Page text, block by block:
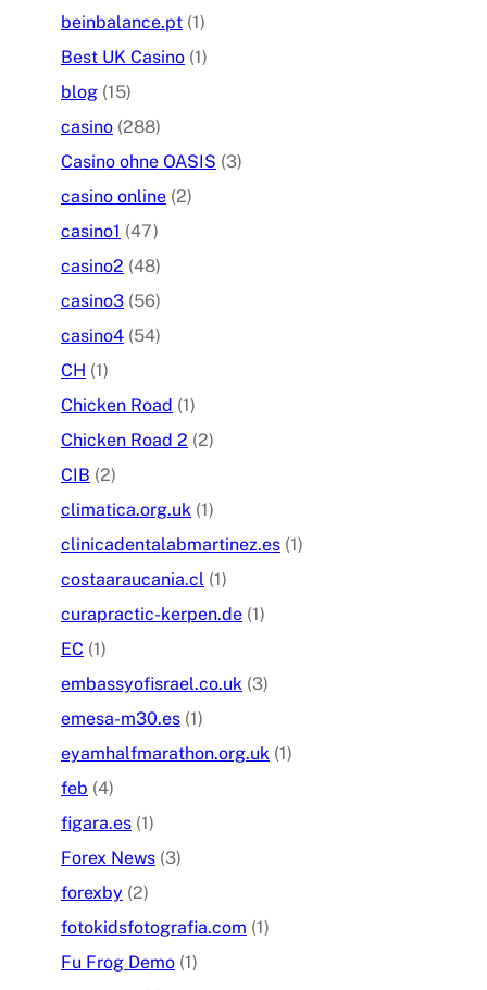
beinbalance.pt (1)
Best UK Casino (1)
blog (15)
casino (288)
Casino ohne OASIS (3)
casino online (2)
casino1 (47)
casino2 (48)
casino3 (56)
casino4 (54)
CH (1)
Chicken Road (1)
Chicken Road 2 (2)
CIB (2)
climatica.org.uk (1)
clinicadentalabmartinez.es (1)
costaaraucania.cl (1)
curapractic-kerpen.de (1)
EC (1)
embassyofisrael.co.uk (3)
emesa-m30.es (1)
eyamhalfmarathon.org.uk (1)
feb (4)
figara.es (1)
Forex News (3)
forexby (2)
fotokidsfotografia.com (1)
Fu Frog Demo (1)